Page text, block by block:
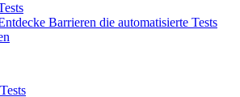
Barrieren die automatisierte Tests